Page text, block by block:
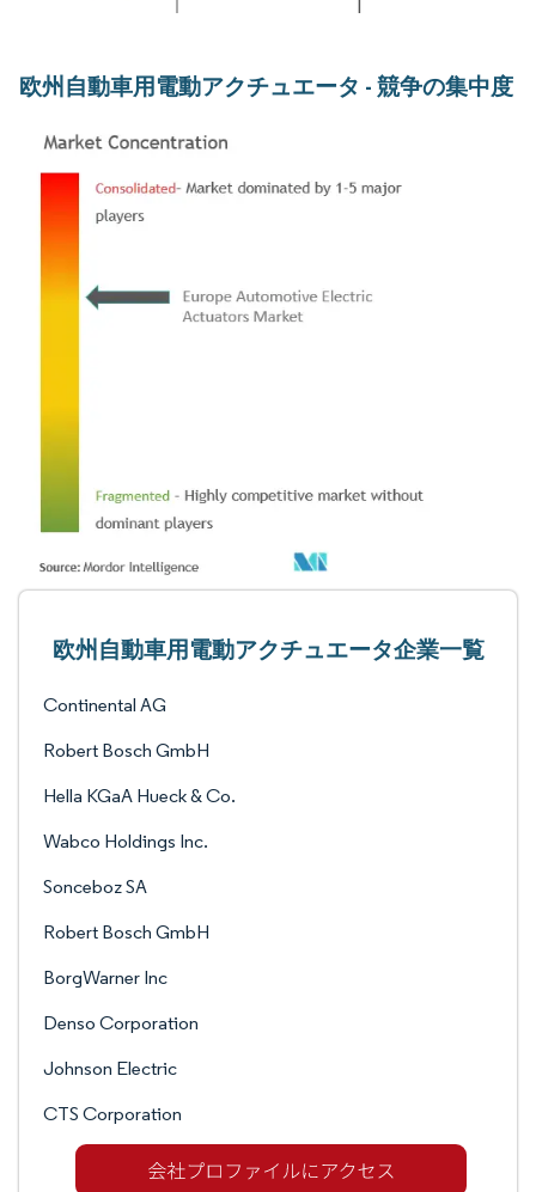
欧州自動車用電動アクチュエータ - 競争の集中度
欧州自動車用電動アクチュエータ企業一覧
Continental AG
Robert Bosch GmbH
Hella KGaA Hueck & Co.
Wabco Holdings Inc.
Sonceboz SA
Robert Bosch GmbH
BorgWarner Inc
Denso Corporation
Johnson Electric
CTS Corporation